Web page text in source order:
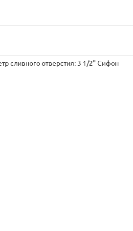
сливного отверстия: 3 1/2" Сифон